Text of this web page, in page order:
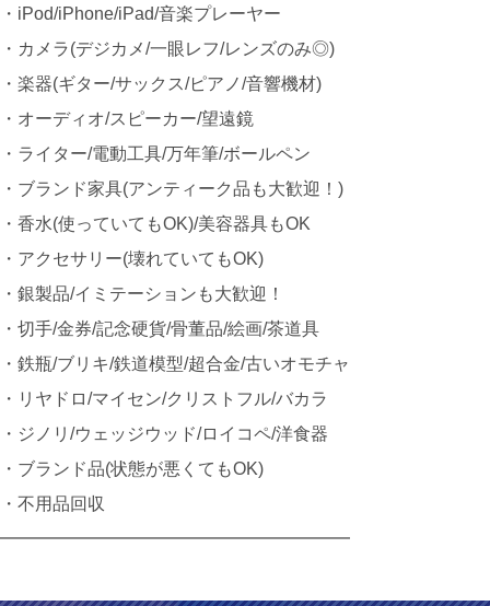
・iPod/iPhone/iPad/音楽プレーヤー
・カメラ(デジカメ/一眼レフ/レンズのみ◎)
・楽器(ギター/サックス/ピアノ/音響機材)
・オーディオ/スピーカー/望遠鏡
・ライター/電動工具/万年筆/ボールペン
・ブランド家具(アンティーク品も大歓迎！)
・香水(使っていてもOK)/美容器具もOK
・アクセサリー(壊れていてもOK)
・銀製品/イミテーションも大歓迎！
・切手/金券/記念硬貨/骨董品/絵画/茶道具
・鉄瓶/ブリキ/鉄道模型/超合金/古いオモチャ
・リヤドロ/マイセン/クリストフル/バカラ
・ジノリ/ウェッジウッド/ロイコペ/洋食器
・ブランド品(状態が悪くてもOK)
・不用品回収
━━━━━━━━━━━━━━━━━━━━